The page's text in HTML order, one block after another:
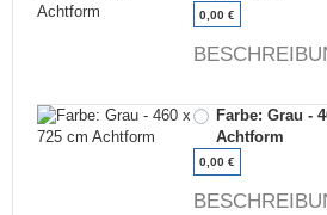
0,00 €
Farbe: Grau -
Achtform
0,00 €